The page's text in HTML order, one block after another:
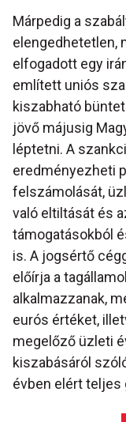
Márpedig a
elengedhetetlen,
elfogadott egy
említett uniós
kiszabható
jövő májusig
léptetni. A
eredményezheti
felszámolását,
való eltiltását és
támogatásokból
is. A jogsértő
előírja a
alkalmazzanak,
eurós értéket,
megelőző üzleti
kiszabásáról
évben elért teljes